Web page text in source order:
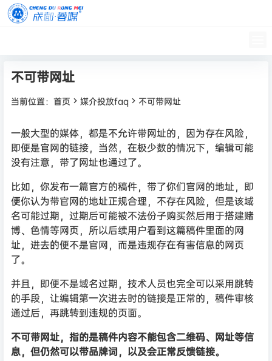
不可带网址
当前位置： 首页 媒介投放faq 不可带网址
一般大型的媒体，都是不允许带网址的，因为存在风险，
即便是官网的链接，当然，在极少数的情况下，编辑可能
没有注意，带了网址也通过了。
比如，你发布一篇官方的稿件，带了你们官网的地址，即
便你认为带官网的地址正规合理，不存在风险，但是该域
名可能过期，过期后可能被不法份子购买然后用于搭建赌
博、色情等网页，所以后续用户看到这篇稿件里面的网
址，进去的便不是官网，而是违规存在有害信息的网页
了。
并且，即便不是域名过期，技术人员也完全可以采用跳转
的手段，让编辑第一次进去时的链接是正常的，稿件审核
通过后，再跳转到违规的页面。
不可带网址，指的是稿件内容不能包含二维码、网址等信
息，但仍然可以带品牌词，以及会正常反馈链接。